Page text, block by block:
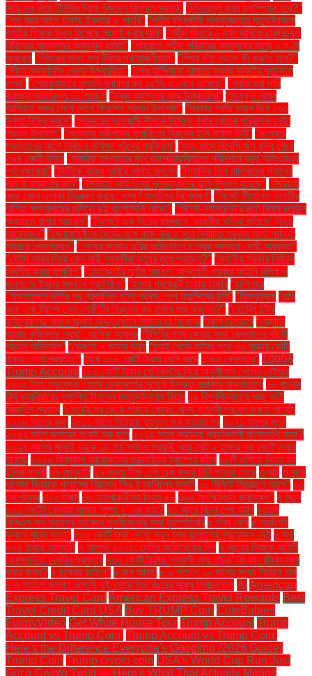
দিয়ে ভর দিয়ে টিসিবির ট্রাক খুঁজছেন বিল্লাল সরদার" "লিভারপুল কখন চ্যাম্পিয়ন হবে?"
"শত বছর আগে ঢাকায় ইফতার ও সাহ্‌রি" "শহীদ বুদ্ধিজীবী শামসুজ্জোহার মৃত্যুদিবসকে
জাতীয় শিক্ষক দিবস হিসেবে ঘোষণা করার দাবি" "শহীদ মিনারে ৬ দফা দাবিতে চাকরিচ্যুত
বিডিআর সদস্যদের অবস্থান ধর্মঘট" "শাহবাগে শহীদ পরিবারের সদস্যদের সাড়ে ৫ ঘণ্টা
অবরোধ "শিশুদের জন্য ফ্লু টিকার প্রয়োজনীয়তা" "শিশুর দাঁত নড়লে কী করতে হবে?"
"শীতে ব্যাডমিন্টন খেলার উপকারিতা" "শেখ হাসিনাকে থামাতে ঢাকায় ভারতীয় দূতাবাসে
তলব" "শেয়ারবাজারে মূলধনি মুনাফার কর ১৫% এ নেমে এসেছে" "শ্রমিকেরা দাবি
করছেন অতিরিক্ত ১০ শতাংশ "সবুজ আপেলের নানা উপকারিতা" "সংযুক্ত আরব
আমিরাত সফর শেষে দেশে ফিরলেন প্রধান উপদেষ্টা" "সরকার প্রতি ডজন ডিম ১৩০
টাকায় বিক্রি করবে" "সরকারের আওয়ামী লীগকে নিষিদ্ধ করার কোনো পরিকল্পনা নেই:
প্রধান উপদেষ্টা" "সংস্কার কমিশনের সুপারিশের বিরুদ্ধে ইসি পাঠাল চিঠি" "সংস্কার
প্রস্তাবের আগে নির্বাচন কমিশন গঠনের প্রক্রিয়া" "সাত মাসে বিদেশি ঋণ বৃদ্ধি পেয়ে
৩৯৪ কোটি ডলার "সামরিক তৎপরতার মুখে জাপোরিঝঝিয়াতে পরিদর্শনে ব্যর্থ আইএইএর
পর্যবেক্ষকেরা" "সিটিকে আরও ডুবিয়ে সালাহ বললেন "সিরামিক শিল্প মালিকদের গ্যাসের
দাম না বাড়ানোর দাবি" "সিরিয়ায় আইএসের পুনরুত্থানের ঝুঁকি দ্বিগুণ হয়েছে" "সিরিয়ায়
কারা কোন এলাকা নিয়ন্ত্রণ করছে: সম্পূর্ণ মানচিত্র বিশ্লেষণ" "সিলেট সীমান্তে ভারতীয়
খাসিয়া সম্প্রদায়ের গুলিতে দুই বাংলাদেশি আহত" "সিলেট-ম্যানচেস্টার রুটে বিমান চলাচল
অব্যাহত রাখার আহ্বান" "সিলেটে এক দিনের ব্যবধানে ‘ভারতীয় খাসিয়া গু‌লিতে’ নিহত
আরেকজন" "সেনাবাহিনীকে ধৈর্যের সঙ্গে কাজ করতে হবে নির্বাচিত সরকার আসা পর্যন্ত:
সাভারে সেনাপ্রধান" "সোনার কমোড চুরির অভিযোগে চক্রের সদস্যরা দোষী সাব্যস্ত"
"সৌদি আরব গিয়ে কেন নারী গৃহকর্মীরা মৃত্যুর মুখে পড়ছেন?" "স্থানীয় সরকার নির্বাচন
নির্দলীয় করার সুপারিশ" "হাইকোর্টের পূর্ণাঙ্গ আদেশ: অন্তর্বর্তী সরকার আইনি দলিল ও
জনগণের ইচ্ছার সমর্থনে প্রতিষ্ঠিত" "হাঙ্গার প্রজেক্টে ঢাকায় চাকরি "হালিশহর
"হাসপাতালে ভর্তির পর প্রকাশিত হলো প্রথম পোপ ফ্রান্সিসের ছবি" "হিজবুল্লাহ "হুথি
কারা এবং ট্রাম্প কেন গোষ্ঠীটির বিরুদ্ধে বড় হামলা শুরু করলেন?" "হোটেল ইন্টার
কন্টিনেন্টালের সামনে জুলাই অভ্যুত্থানে আহতদের বিক্ষোভ “আমি ডিভোর্সি “জ্যোতি
আমার কুমিল্লার মেয়ে”: আসিফ আকবর “টিসিবির পণ্য কেনার সময় ক্রেতাদের পাঁচটি
প্রধান অভিযোগ” “ডেঙ্গুতে ৭ জনের মৃত্যু “দুবাই থেকে অবৈধ পথে ৩২ হাজার কোটি
টাকার সোনা প্রবাহিত” “বর্ষে ২০০ কোটি টাকার বেশি বরাদ্দ ১ জন গ্রেপ্তার" 1000$
Trump Account ১০৩ কোটি টাকার হেলিকপ্টার নিয়ে অনুশীলনে গেলেন নেইমার
১২০০ টাকা প্যাকেজে হেলথ চেকআপের সুযোগ ইনসাফ বারাকাহ হাসপাতালে ১৮ বছরের
দীর্ঘ ক্যারিয়ারের সমাপ্তি টানলেন মাহমুদউল্লাহ রিয়াদ ১৯ বিশ্ববিদ্যালয়ে গুচ্ছ ভর্তি
বিজ্ঞপ্তি প্রকাশ ২ মার্চের পর থেকে গাজায় কোনও খাদ্য সামগ্রী প্রবেশ করতে পারেনি
২০০৮ সালের কথা ২০১১ সালে সিরিয়ায় গৃহযুদ্ধ শুরু হওয়ার পর ২০২১ সালের জুনে
২০২২ সালে ডলারের সংকট শুরু হলে ২০২৪ সালে সবচেয়ে প্রভাবশালী বাংলাদেশি কারা?
২০২৪ সালের জুলাই থেকে ১৯ মার্চ পর্যন্ত প্রবাসী আয় মোট ২ হাজার ৭৪ কোটি ডলার
হয়েছে ২০২৬ বিশ্বকাপ আয়োজনের গুরুদায়িত্ব ট্রাম্পের কাঁধে ২৮টি গুলিতে নিহত হন
ইন্দিরা গান্ধী ২৯ জানুয়ারি ২৯ বস্তা টাকা এবং এক বস্তা চিঠি পাওয়া গেছে ৩ মার্চ ৩ মার্চে
খালেদা জিয়াকে খালাসের বিরুদ্ধে লিভ টু আপিলের শুনানি ৩০ মিনিটে নিয়ন্ত্রণে আসে" ৩০
সেপ্টেম্বর ৩০০ টাকা! ৩৩ হামলাকারীসহ নিহত ৫৮ ৩৬৯ ফিলিস্তিনি কারামুক্ত" ৪ দিনে
৮০০ কোটি! কোথায় থামবে 'পুষ্পা ২' এর আয়? ৪১ বছরে বিচার শেষ হয়নি ৪৩তম
বিসিএস বাদ পড়াদের আবেদন পুনর্বিবেচনার সভা বৃহস্পতিবার ৫ টাকা বেশি ৫ শতাংশই
থাকবে পূর্বের মতো" ৫০০ কোটি টাকা দেবে: নতুন টাকা ছাপানোর প্রয়োজন নেই ৬ মার্চ
৬৭৫ টাকায় আমদানি ৭ আগস্ট ২০০৫: মেসির অভিষেকের দিন ৭ বছরের শিশুকে আইটি
কোম্পানিতে চাকরির প্রস্তাব ৭৩০ কোটি টাকার ‘প্রবাসী আয় নাটক’ কি কালোটাকা সাদা
করার জন্য? ৮ চক্রের জড়িত" ৮ জন আহত ৮.৬ শতাংশ ১৮ মাসের মধ্যে নির্বাচন চান
৮.৭ শতাংশ জনগণ আগামী দুই থেকে তিন বছরের মধ্যে নির্বাচন চান AI American
Express Travel Card American Express Travel Rewards Best
Travel Credit Card USA Buy TRUMP Coin CuteBabies
FunnyVideo Get White House Tour Trump Account Trump
Account vs Trump Coin: Trump Account vs Trump Coin:
Here's the Difference Everyone's Googling (2026 Guide)
Trump Coin Trump crypto coin USA's World Cup Run Just
Got a Crypto Twist — Here's What That Actually Means